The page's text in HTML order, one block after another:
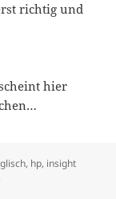
richtig und
hier
, hp, insight